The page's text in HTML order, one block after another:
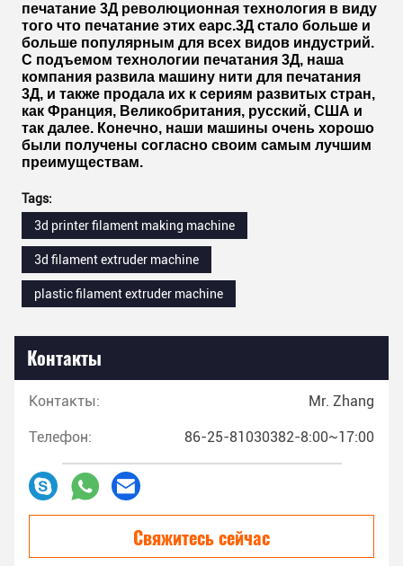
печатание 3Д революционная технология в виду
того что печатание этих еарс.3Д стало больше и
больше популярным для всех видов индустрий.
С подъемом технологии печатания 3Д, наша
компания развила машину нити для печатания
3Д, и также продала их к сериям развитых стран,
как Франция, Великобритания, русский, США и
так далее. Конечно, наши машины очень хорошо
были получены согласно своим самым лучшим
преимуществам.
Tags:
3d printer filament making machine
3d filament extruder machine
plastic filament extruder machine
Контакты
Контакты: Mr. Zhang
Телефон: 86-25-81030382-8:00~17:00
Свяжитесь сейчас